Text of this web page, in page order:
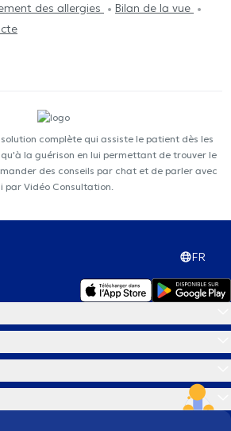
des allergies
Bilan de la vue
complète qui assiste le patient dès les
la guérison en lui permettant de trouver le
des conseils par chat et de parler avec
par Vidéo Consultation.
FR